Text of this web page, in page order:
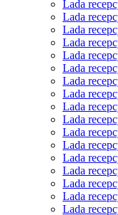
Lada
Lada
Lada
Lada
Lada
Lada
Lada
Lada
Lada
Lada
Lada
Lada
Lada
Lada
Lada
Lada
Lada